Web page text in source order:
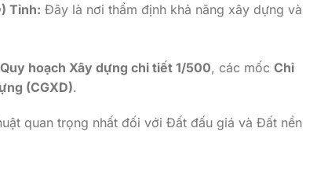
Tỉnh: Đây là nơi thẩm định khả năng xây dựng và
Quy hoạch Xây dựng chi tiết 1/500, các mốc Chỉ
(CGXD).
quan trọng nhất đối với Đất đấu giá và Đất nền